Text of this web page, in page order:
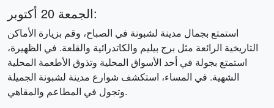
الجمعة 20 أكتوبر:
استمتع بجمال مدينة لشبونة في الصباح، وقم بزيارة الأماكن
التاريخية الرائعة مثل برج بيليم والكاتدرائية والقلعة. في الظهيرة،
استمتع بجولة في أحد الأسواق المحلية وتذوق الأطعمة المحلية
الشهية. في المساء، استكشف شوارع مدينة لشبونة الجميلة
وتجول في المطاعم والمقاهي.